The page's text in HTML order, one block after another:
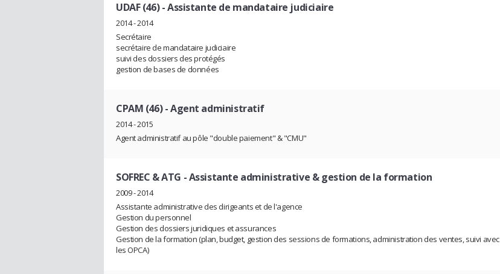
UDAF (46)- Assistante de mandataire judiciaire
2014 - 2014
Secrétaire
secrétaire de mandataire judiciaire
suivi des dossiers des protégés
gestion de bases de données
CPAM (46)- Agent administratif
2014 - 2015
Agent administratif au pôle "double paiement" & "CMU"
SOFREC & ATG - Assistante administrative & gestion de la formation
2009 - 2014
Assistante administrative des dirigeants et de l'agence
Gestion du personnel
Gestion des dossiers juridiques et assurances
Gestion de la formation (plan, budget, gestion des sessions de formations, administration des ventes, suivi avec
les OPCA)